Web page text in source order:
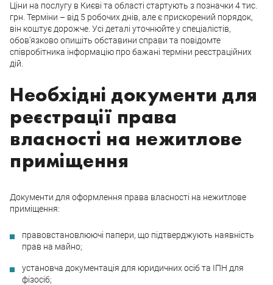
Ціни на послугу в Києві та області стартують з позначки 4 тис.
грн. Терміни – від 5 робочих днів, але є прискорений порядок,
він коштує дорожче. Усі деталі уточнюйте у спеціалістів,
обов’язково опишіть обставини справи та повідомте
співробітника інформацію про бажані терміни реєстраційних
дій.
Необхідні документи для
реєстрації права
власності на нежитлове
приміщення
Документи для оформлення права власності на нежитлове
приміщення:
правовстановлюючі папери, що підтверджують наявність
прав на майно;
установча документація для юридичних осіб та ІПН для
фізосіб;